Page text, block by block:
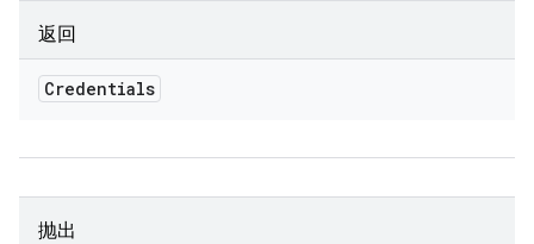
返回
Credentials
抛出